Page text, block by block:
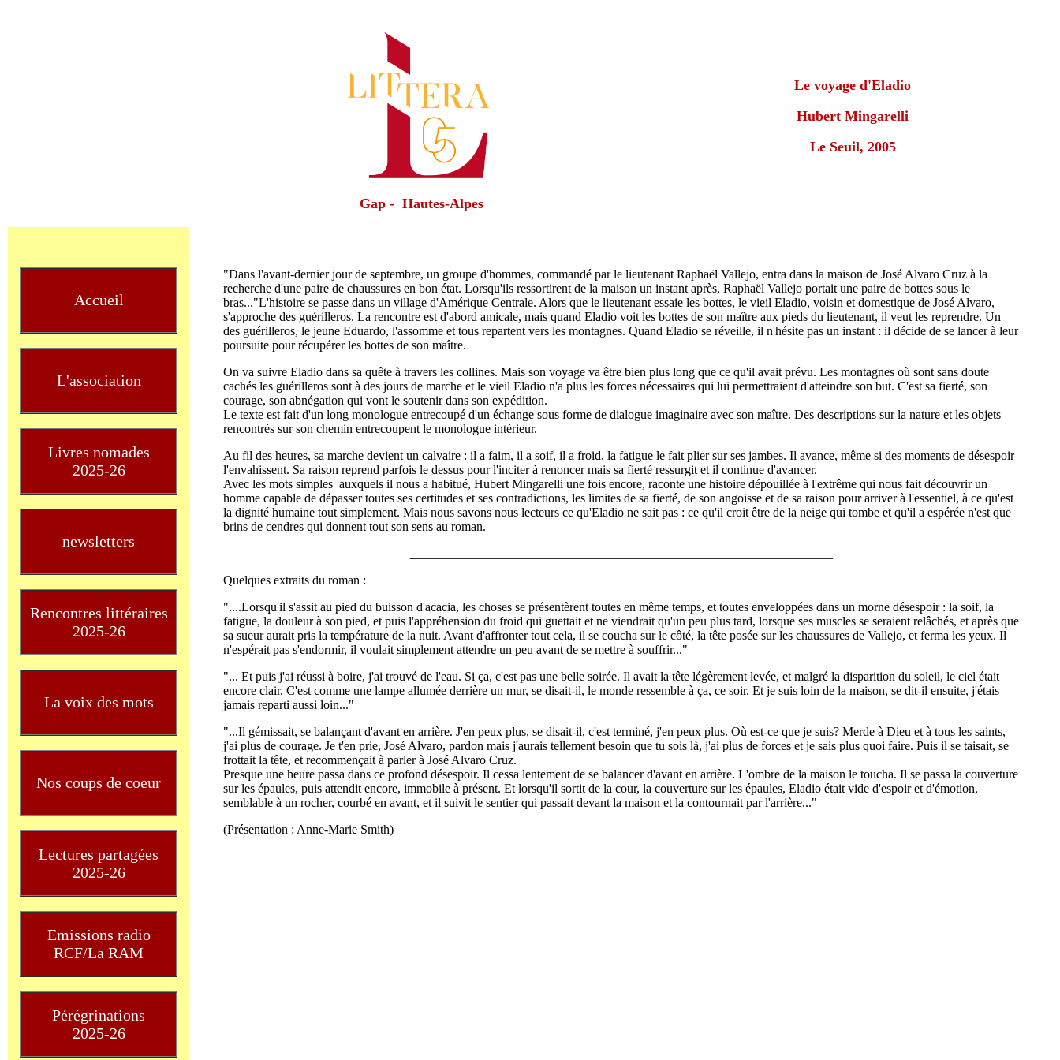
Gap - Hautes-Alpes
Le voyage d'Eladio
Hubert Mingarelli
Le Seuil, 2005
Accueil
L'association
Livres nomades
2025-26
newsletters
Rencontres littéraires
2025-26
La voix des mots
Nos coups de coeur
Lectures partagées
2025-26
Emissions radio
RCF/La RAM
Pérégrinations
2025-26
"Dans l'avant-dernier jour de septembre, un groupe d'hommes, commandé par le lieutenant Raphaël Vallejo, entra dans la maison de José Alvaro Cruz à la
recherche d'une paire de chaussures en bon état. Lorsqu'ils ressortirent de la maison un instant après, Raphaël Vallejo portait une paire de bottes sous le
bras..."L'histoire se passe dans un village d'Amérique Centrale. Alors que le lieutenant essaie les bottes, le vieil Eladio, voisin et domestique de José Alvaro,
s'approche des guérilleros. La rencontre est d'abord amicale, mais quand Eladio voit les bottes de son maître aux pieds du lieutenant, il veut les reprendre. Un
des guérilleros, le jeune Eduardo, l'assomme et tous repartent vers les montagnes. Quand Eladio se réveille, il n'hésite pas un instant : il décide de se lancer à leur
poursuite pour récupérer les bottes de son maître.
On va suivre Eladio dans sa quête à travers les collines. Mais son voyage va être bien plus long que ce qu'il avait prévu. Les montagnes où sont sans doute
cachés les guérilleros sont à des jours de marche et le vieil Eladio n'a plus les forces nécessaires qui lui permettraient d'atteindre son but. C'est sa fierté, son
courage, son abnégation qui vont le soutenir dans son expédition.
Le texte est fait d'un long monologue entrecoupé d'un échange sous forme de dialogue imaginaire avec son maître. Des descriptions sur la nature et les objets
rencontrés sur son chemin entrecoupent le monologue intérieur.
Au fil des heures, sa marche devient un calvaire : il a faim, il a soif, il a froid, la fatigue le fait plier sur ses jambes. Il avance, même si des moments de désespoir
l'envahissent. Sa raison reprend parfois le dessus pour l'inciter à renoncer mais sa fierté ressurgit et il continue d'avancer.
Avec les mots simples auxquels il nous a habitué, Hubert Mingarelli une fois encore, raconte une histoire dépouillée à l'extrême qui nous fait découvrir un
homme capable de dépasser toutes ses certitudes et ses contradictions, les limites de sa fierté, de son angoisse et de sa raison pour arriver à l'essentiel, à ce qu'est
la dignité humaine tout simplement. Mais nous savons nous lecteurs ce qu'Eladio ne sait pas : ce qu'il croit être de la neige qui tombe et qu'il a espérée n'est que
brins de cendres qui donnent tout son sens au roman.
Quelques extraits du roman :
"....Lorsqu'il s'assit au pied du buisson d'acacia, les choses se présentèrent toutes en même temps, et toutes enveloppées dans un morne désespoir : la soif, la
fatigue, la douleur à son pied, et puis l'appréhension du froid qui guettait et ne viendrait qu'un peu plus tard, lorsque ses muscles se seraient relâchés, et après que
sa sueur aurait pris la température de la nuit. Avant d'affronter tout cela, il se coucha sur le côté, la tête posée sur les chaussures de Vallejo, et ferma les yeux. Il
n'espérait pas s'endormir, il voulait simplement attendre un peu avant de se mettre à souffrir..."
"... Et puis j'ai réussi à boire, j'ai trouvé de l'eau. Si ça, c'est pas une belle soirée. Il avait la tête légèrement levée, et malgré la disparition du soleil, le ciel était
encore clair. C'est comme une lampe allumée derrière un mur, se disait-il, le monde ressemble à ça, ce soir. Et je suis loin de la maison, se dit-il ensuite, j'étais
jamais reparti aussi loin..."
"...Il gémissait, se balançant d'avant en arrière. J'en peux plus, se disait-il, c'est terminé, j'en peux plus. Où est-ce que je suis? Merde à Dieu et à tous les saints,
j'ai plus de courage. Je t'en prie, José Alvaro, pardon mais j'aurais tellement besoin que tu sois là, j'ai plus de forces et je sais plus quoi faire. Puis il se taisait, se
frottait la tête, et recommençait à parler à José Alvaro Cruz.
Presque une heure passa dans ce profond désespoir. Il cessa lentement de se balancer d'avant en arrière. L'ombre de la maison le toucha. Il se passa la couverture
sur les épaules, puis attendit encore, immobile à présent. Et lorsqu'il sortit de la cour, la couverture sur les épaules, Eladio était vide d'espoir et d'émotion,
semblable à un rocher, courbé en avant, et il suivit le sentier qui passait devant la maison et la contournait par l'arrière..."
(Présentation : Anne-Marie Smith)